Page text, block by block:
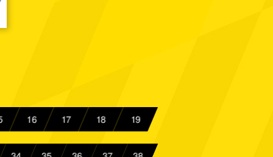
09
Spielbericht
Spielbericht
16 17 18 19